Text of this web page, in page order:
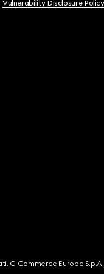
Vulnerability Disclosure Policy
G Commerce Europe